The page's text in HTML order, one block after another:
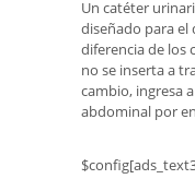
Un catéter
diseñado para el
diferencia de los
no se inserta a
cambio, ingresa
abdominal por